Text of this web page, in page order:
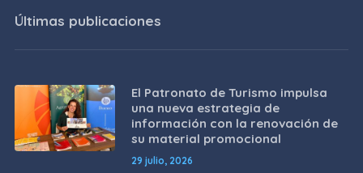
Últimas publicaciones
El Patronato de Turismo impulsa
una nueva estrategia de
información con la renovación de
su material promocional
29 julio, 2026